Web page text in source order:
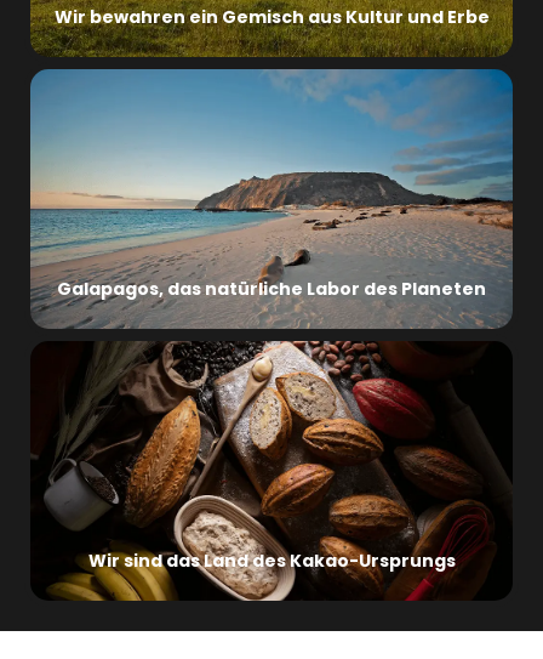
Wir bewahren ein Gemisch aus Kultur und Erbe
Galapagos, das natürliche Labor des Planeten
Wir sind das Land des Kakao-Ursprungs